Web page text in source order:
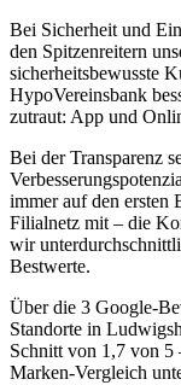
Bei Sicherheit und
den Spitzenreitern
sicherheitsbewusste
HypoVereinsbank
zutraut: App und
Bei der Transparenz
immer auf den ersten
Filialnetz mit – die
wir
Bestwerte.
Über die 3 Google-
Standorte in
Schnitt von 1,7 von
Marken-Vergleich